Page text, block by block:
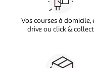
Vos courses à domicile,
drive ou click & collect